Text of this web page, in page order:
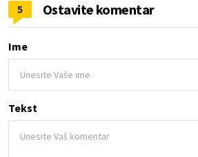
5 Ostavite komentar
Ime
Tekst